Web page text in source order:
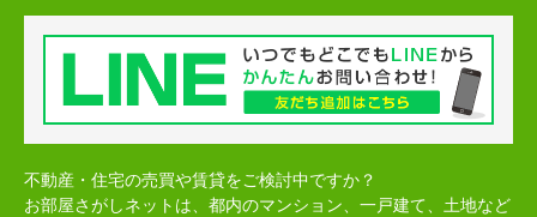
不動産・住宅の売買や賃貸をご検討中ですか？
お部屋さがしネットは、都内のマンション、一戸建て、土地など